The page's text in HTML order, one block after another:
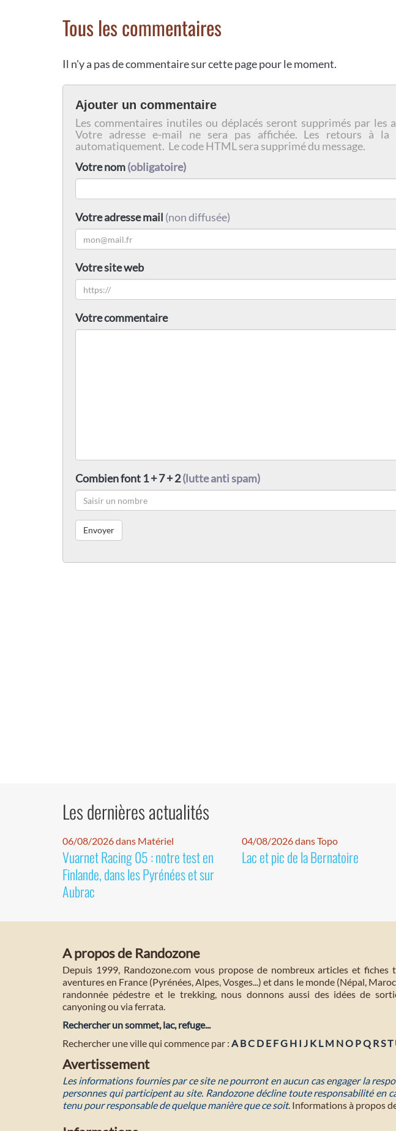
Tous les commentaires
Il n'y a pas de commentaire sur cette page pour le moment.
Ajouter un commentaire
Les commentaires inutiles ou déplacés seront supprimés par les
Votre adresse e-mail ne sera pas affichée. Les retours à la
automatiquement. Le code HTML sera supprimé du message.
Votre nom(obligatoire)
Votre adresse mail (non diffusée)
Votre site web
Votre commentaire
Combien font 1 + 7 + 2(lutte anti spam)
Les dernières actualités
06/08/2026 dans Matériel
Vuarnet Racing 05 : notre test en
Finlande, dans les Pyrénées et sur
Aubrac
04/08/2026 dans Topo
Lac et pic de la Bernatoire
A propos de Randozone
Depuis 1999, Randozone.com vous propose de nombreux articles et fiches
aventures en France (Pyrénées, Alpes, Vosges...) et dans le monde (Népal,
randonnée pédestre et le trekking, nous donnons aussi des idées de
canyoning ou via ferrata.
Rechercher un sommet, lac, refuge...
Rechercher une ville qui commence par : A BC D E FG H I J K L M NO PQ RST
Avertissement
Les informations fournies par ce site ne pourront en aucun cas engager la
personnes qui participent au site. Randozone décline toute responsabilité en
tenu pour responsable de quelque manière que ce soit. Informations à propos